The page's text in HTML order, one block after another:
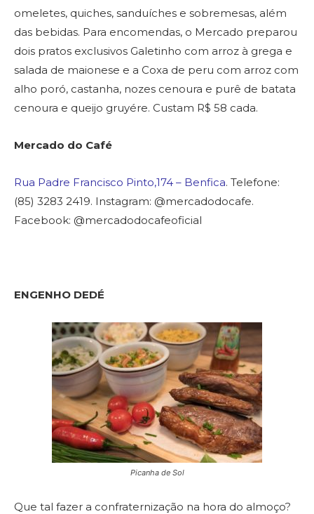
omeletes, quiches, sanduíches e sobremesas, além
das bebidas. Para encomendas, o Mercado preparou
dois pratos exclusivos Galetinho com arroz à grega e
salada de maionese e a Coxa de peru com arroz com
alho poró, castanha, nozes cenoura e purê de batata
cenoura e queijo gruyére. Custam R$ 58 cada.
Mercado do Café
Rua Padre Francisco Pinto,174 – Benfica. Telefone:
(85) 3283 2419. Instagram: @mercadodocafe.
Facebook: @mercadodocafeoficial
ENGENHO DEDÉ
Picanha de Sol
Que tal fazer a confraternização na hora do almoço?